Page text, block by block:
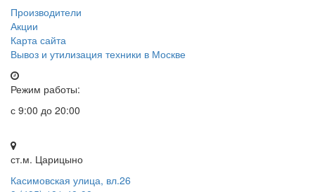
Производители
Акции
Карта сайта
Вывоз и утилизация техники в Москве
Режим работы:
с 9:00 до 20:00
ст.м. Царицыно
Касимовская улица, вл.26